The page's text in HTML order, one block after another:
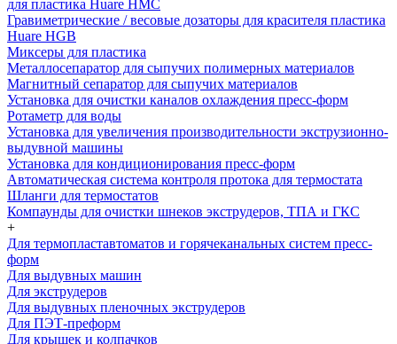
для пластика Huare HMC
Гравиметрические / весовые дозаторы для красителя пластика
Huare HGB
Миксеры для пластика
Металлосепаратор для сыпучих полимерных материалов
Магнитный сепаратор для сыпучих материалов
Установка для очистки каналов охлаждения пресс-форм
Ротаметр для воды
Установка для увеличения производительности экструзионно-
выдувной машины
Установка для кондиционирования пресс-форм
Автоматическая система контроля протока для термостата
Шланги для термостатов
Компаунды для очистки шнеков экструдеров, ТПА и ГКС
+
Для термопластавтоматов и горячеканальных систем пресс-
форм
Для выдувных машин
Для экструдеров
Для выдувных пленочных экструдеров
Для ПЭТ-преформ
Для крышек и колпачков